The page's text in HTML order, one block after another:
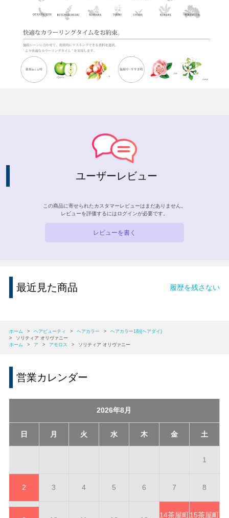
ユーザーレビュー
この商品に寄せられたカスタマーレビューはまだありません。
レビューを評価するには ログインが必要です。
レビューを書く
最近見た商品 履歴を残さない
ホーム > ヘアビューティ > ヘアカラー >
ヘアカラー1剤(ヘアダイ)
>
ソリティア オリヴァニー
ホーム
> ア > アモロス > ソリティア オリヴァニー
営業カレンダー
2026年8月
日 月 火 水 木 金 土
1
2 3 4 5 6 7 8
14茶屋町15茶屋町